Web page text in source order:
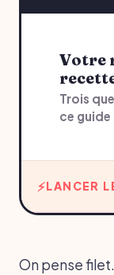
Votre recommandation sur
Trois
ce
LANCER
On pense